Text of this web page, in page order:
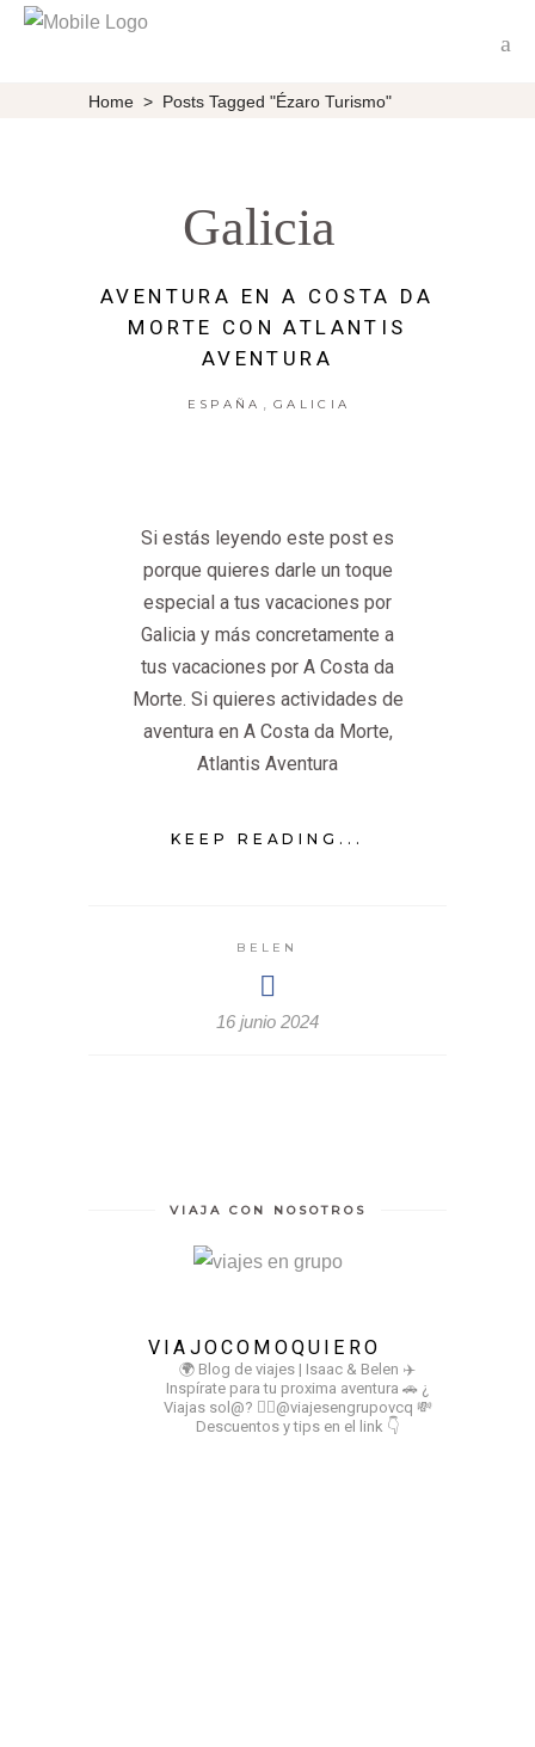
Home > Posts Tagged "Ézaro Turismo"
Galicia
AVENTURA EN A COSTA DA
MORTE CON ATLANTIS
AVENTURA
ESPAÑA , GALICIA
Si estás leyendo este post es
porque quieres darle un toque
especial a tus vacaciones por
Galicia y más concretamente a
tus vacaciones por A Costa da
Morte. Si quieres actividades de
aventura en A Costa da Morte,
Atlantis Aventura
KEEP READING...
BELEN
16 junio 2024
VIAJA CON NOSOTROS
VIAJOCOMOQUIERO
🌍 Blog de viajes | Isaac & Belen ✈️
Inspírate para tu proxima aventura 🚗 ¿
Viajas sol@? 👉🏻@viajesengrupovcq 💸
Descuentos y tips en el link 👇